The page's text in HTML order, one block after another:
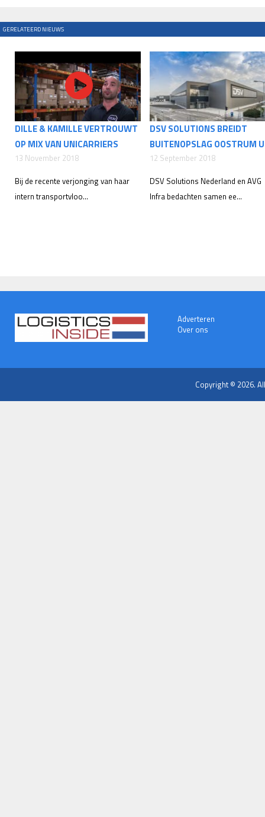
GERELATEERD NIEUWS
DILLE & KAMILLE VERTROUWT
OP MIX VAN UNICARRIERS
13 November 2018
Bij de recente verjonging van haar
intern transportvloo...
DSV SOLUTIONS BREIDT
BUITENOPSLAG OOSTRUM
12 September 2018
DSV Solutions Nederland en AVG
Infra bedachten samen ee...
Adverteren
Over ons
Copyright © 2026.